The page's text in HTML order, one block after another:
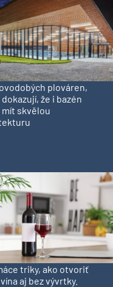
plováren,
že i bazén
mít skvělou
triky, ako otvoriť
aj bez vývrtky.